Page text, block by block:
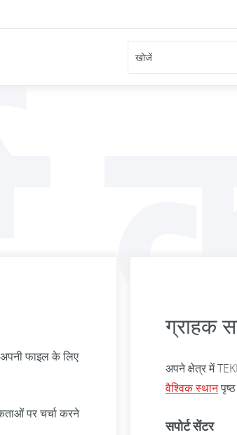
फाइल के लिए
पर चर्चा करने
ग्राहक
अपने क्षेत्र में
वैश्विक स्थान
सपोर्ट सेंटर